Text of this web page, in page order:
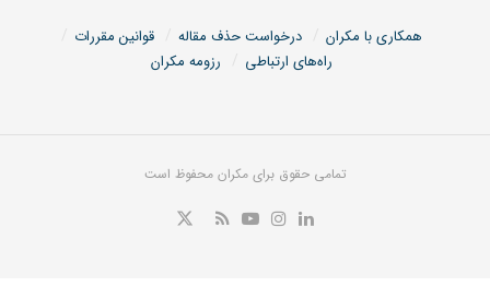
همکاری با مکران درخواست حذف مقاله
قوانین مقررات
راه‌های ارتباطی
رزومه مکران
تمامی حقوق برای مکران محفوظ است